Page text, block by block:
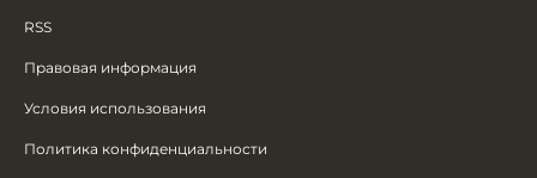
RSS
Правовая информация
Условия использования
Политика конфиденциальности